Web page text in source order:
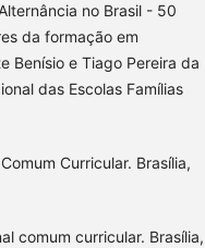
no Brasil - 50
da formação em
Benísio e Tiago Pereira da
das Escolas Famílias
Curricular. Brasília,
comum curricular. Brasília,